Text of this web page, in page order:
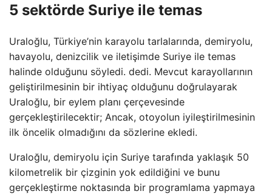
5 sektörde Suriye ile temas
Uraloğlu, Türkiye’nin karayolu tarlalarında, demiryolu,
havayolu, denizcilik ve iletişimde Suriye ile temas
halinde olduğunu söyledi. dedi. Mevcut karayollarının
geliştirilmesinin bir ihtiyaç olduğunu doğrulayarak
Uraloğlu, bir eylem planı çerçevesinde
gerçekleştirilecektir; Ancak, otoyolun iyileştirilmesinin
ilk öncelik olmadığını da sözlerine ekledi.
Uraloğlu, demiryolu için Suriye tarafında yaklaşık 50
kilometrelik bir çizginin yok edildiğini ve bunu
gerçekleştirme noktasında bir programlama yapmaya